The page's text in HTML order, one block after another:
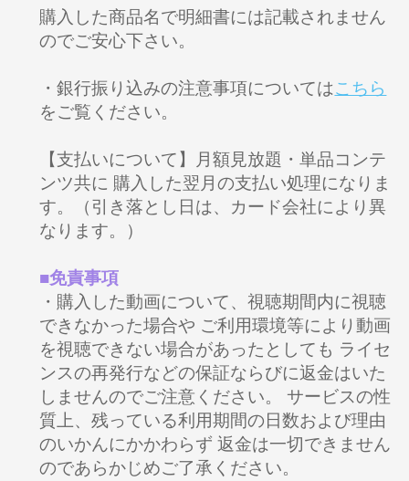
購入した商品名で明細書には記載されません
のでご安心下さい。
・銀行振り込みの注意事項についてはこちら
をご覧ください。
【支払いについて】月額見放題・単品コンテ
ンツ共に 購入した翌月の支払い処理になりま
す。（引き落とし日は、カード会社により異
なります。）
■免責事項
・購入した動画について、視聴期間内に視聴
できなかった場合や ご利用環境等により動画
を視聴できない場合があったとしても ライセ
ンスの再発行などの保証ならびに返金はいた
しませんのでご注意ください。 サービスの性
質上、残っている利用期間の日数および理由
のいかんにかかわらず 返金は一切できません
のであらかじめご了承ください。